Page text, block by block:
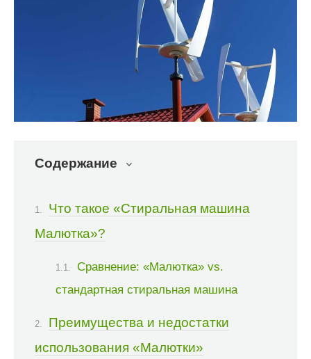
Содержание
Что такое «Стиральная машина
Малютка»?
Сравнение: «Малютка» vs.
стандартная стиральная машина
Преимущества и недостатки
использования «Малютки»